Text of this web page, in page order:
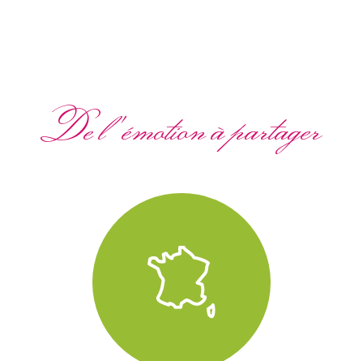
De l'émotion à partager